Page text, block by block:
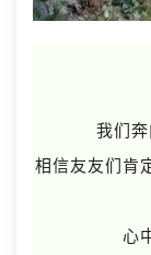
我们
相信友友们肯
心